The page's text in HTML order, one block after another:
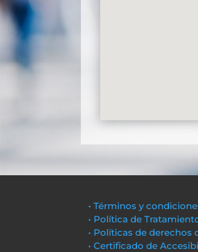
• Términos y
• Política de
• Políticas de derechos
• Certificado de